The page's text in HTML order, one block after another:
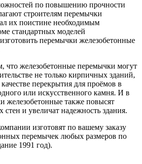
по повышению прочности
строителям перемычки
их поистине необходимым
стандартных моделей
перемычки железобетонные
что железобетонные перемычки могут
не только кирпичных зданий,
перекрытия для проёмов в
или искусственного камня. И в
железобетонные также повысят
стен и увеличат надежность здания.
изготовят по вашему заказу
перемычек любых размеров по
1991 год).